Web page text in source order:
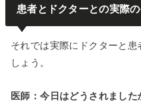
患者とドクターとの実際
それでは実際にドクターと
しょう。
医師：今日はどうされました